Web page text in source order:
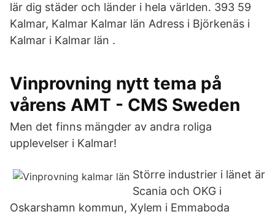
lär dig städer och länder i hela världen. 393 59
Kalmar, Kalmar Kalmar län Adress i Björkenäs i
Kalmar i Kalmar län .
Vinprovning nytt tema på
vårens AMT - CMS Sweden
Men det finns mängder av andra roliga
upplevelser i Kalmar!
Större industrier i länet är
Scania och OKG i
Oskarshamn kommun, Xylem i Emmaboda